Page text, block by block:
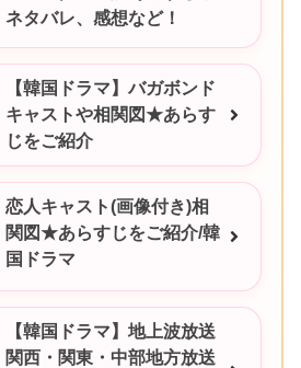
ネタバレ、感想など！
【韓国ドラマ】バガボンド
キャストや相関図★あらす
じをご紹介
恋人キャスト(画像付き)相
関図★あらすじをご紹介/韓
国ドラマ
【韓国ドラマ】地上波放送
関西・関東・中部地方放送